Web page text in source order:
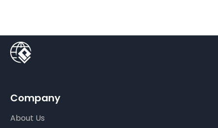
Company
About Us